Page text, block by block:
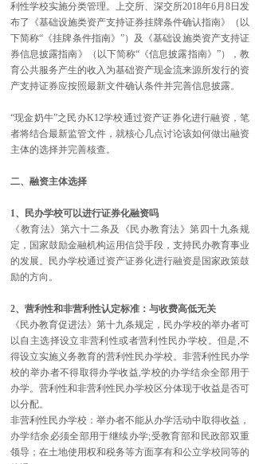
利性学校实施分类管理。上交所、深交所2018年6月8日发
布了《基础设施类资产支持证券挂牌条件确认指南》（以
下简称“《挂牌条件指南》”）及《基础设施类资产支持证
券信息披露指南》（以下简称“《信息披露指南》”），教
育公共服务产生的收入为基础资产现金流来源所发行的资
产支持证券应按照最新文件确认条件并完善信息披露。
“现金奶牛”之民办K12学校通过资产证券化进行融资，笔
者将结合最新监管文件，就核心几点讨论该如何做出融资
主体的选择并完善核查。
二、融资主体选择
1、民办学校可以进行证券化融资吗
《教育法》第六十二条及《民办教育法》第四十九条规
定，国家鼓励金融机构运用信贷手段，支持民办教育事业
的发展。民办学校通过资产证券化进行融资是国家政策鼓
励的方向。
2、营利性和非营利性认定标准：与收费高低无关
《民办教育促进法》第十九条规定，民办学校的举办者可
以自主选择设立非营利性或者营利性民办学校。但是,不
得设立实施义务教育的营利性民办学校。非营利性民办学
校的举办者不得取得办学收益,学校的办学结余全部用于
办学。营利性和非营利性民办学校区分体现于收益是否可
以分配。
非营利性民办学校：举办者不能从办学活动中取得收益，
办学结余必须全部用于继续办学;受教育部和民政部双重
领导；在土地使用权和税务等方面享有和公立学校同等的